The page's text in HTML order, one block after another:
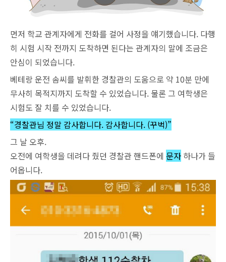
먼저 학교 관계자에게 전화를 걸어 사정을 얘기했습니다. 다행
히 시험 시작 전까지 도착하면 된다는 관계자의 말에 조금은
안심이 되었습니다.
베테랑 운전 솜씨를 발휘한 경찰관의 도움으로 약 10분 만에
무사히 목적지까지 도착할 수 있었습니다. 물론 그 여학생은
시험도 잘 치를 수 있었습니다.
“경찰관님 정말 감사합니다. 감사합니다. (꾸벅)”
그 날 오후.
오전에 여학생을 데려다 줬던 경찰관 핸드폰에 문자 하나가 들
어옵니다.